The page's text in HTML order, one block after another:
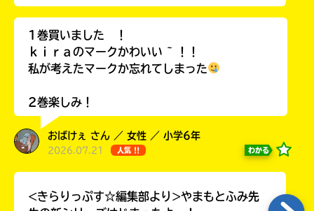
1巻買いました ！
ｋｉｒａのマークかわいい ~ ！！
私が考えたマークか忘れてしまった
2巻楽しみ！
おばけぇ さん ／ 女性 ／ 小学6年
2026.07.21 人気 !! わかる
<きらりっぷす☆編集部より>やまもとふみ先